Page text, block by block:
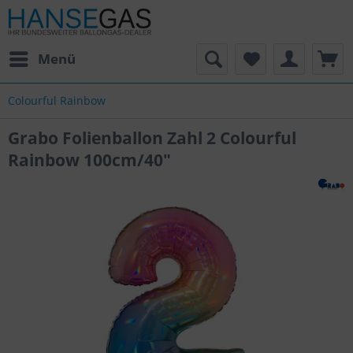
Menü
Colourful Rainbow
Grabo Folienballon Zahl 2 Colourful
Rainbow 100cm/40"